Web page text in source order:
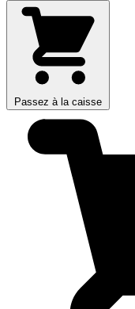
Passez à la caisse